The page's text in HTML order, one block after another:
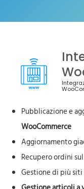
Pubblicazione e
WooCommerce
Aggiornamento
Recupero ordini
Gestione di più